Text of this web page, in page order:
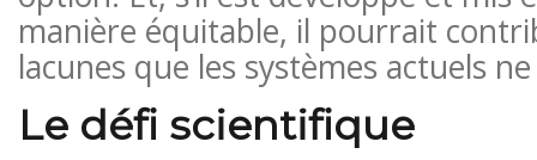
manière équitable, il pourrait
lacunes que les systèmes actuels
Le défi scientifique